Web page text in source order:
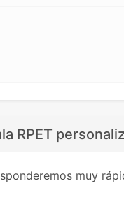
RPET
muy